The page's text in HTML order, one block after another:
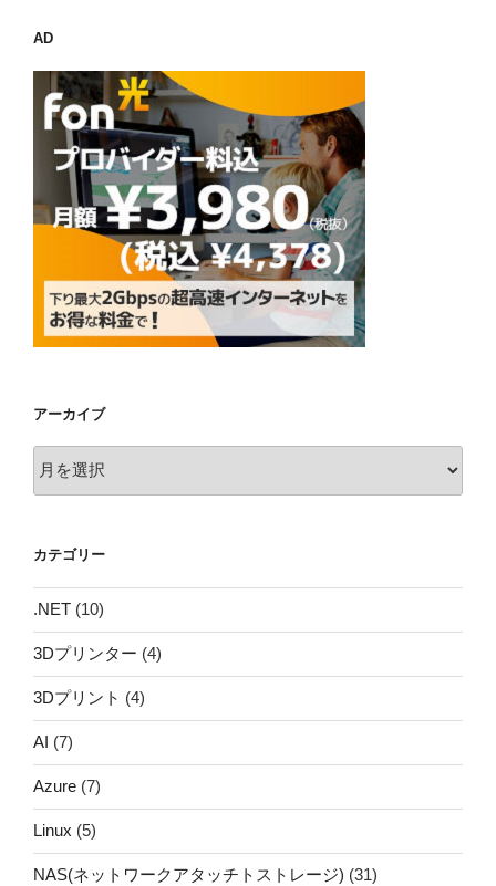
AD
アーカイブ
ー
ブ
カテゴリー
.NET (10)
3Dプリンター (4)
3Dプリント (4)
AI (7)
Azure (7)
Linux (5)
NAS(ネットワークアタッチトストレージ) (31)